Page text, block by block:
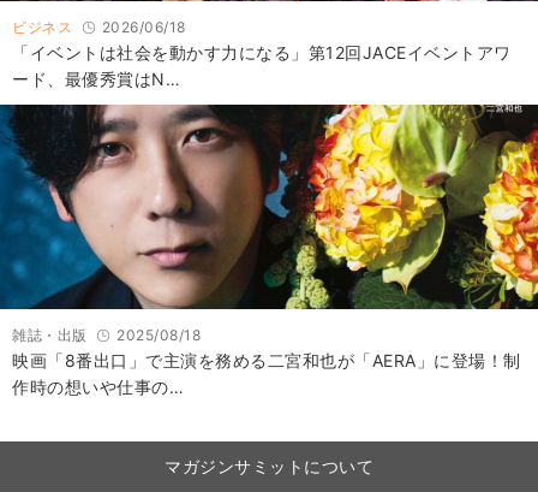
ビジネス 2026/06/18
「イベントは社会を動かす力になる」第12回JACEイベントアワ
ード、最優秀賞はN…
雑誌・出版 2025/08/18
映画「8番出口」で主演を務める二宮和也が「AERA」に登場！制
作時の想いや仕事の…
マガジンサミットについて